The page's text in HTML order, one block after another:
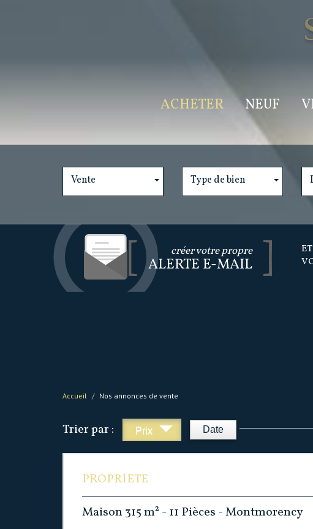
ACHETER NEUF
Vente Type de bien
créer votre propre
ALERTE E-MAIL
Accueil Nos annonces de vente
Trier par : Prix Date
PROPRIETE
Maison 315 m² - 11 Pièces - Montmorency